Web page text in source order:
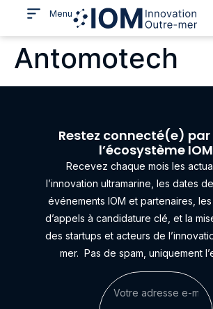
Menu
Antomotech
Restez connecté(e)
l’écosystème IOM
Recevez chaque mois les
l’innovation ultramarine, les dates
événements IOM et partenaires,
d’appels à candidature clé, et la
des startups et acteurs de
mer. Pas de spam, uniquement